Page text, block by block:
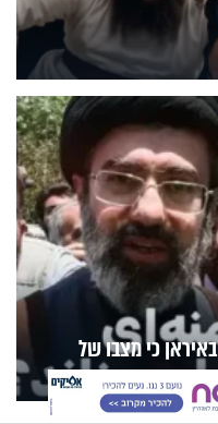
כי מצבו של